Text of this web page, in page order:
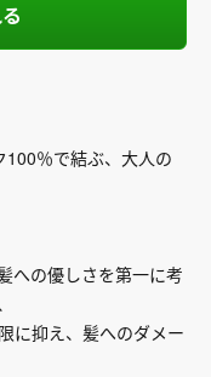
％で結ぶ、大人の
への優しさを第一に考
に抑え、髪へのダメー